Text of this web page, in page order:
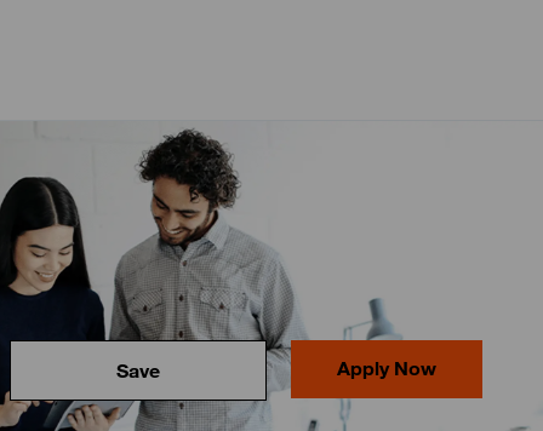
Save Apply Now